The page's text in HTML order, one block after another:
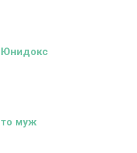
Юнидокс
муж